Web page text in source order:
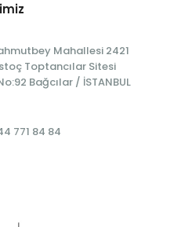
Mahallesi 2421
Toptancılar Sitesi
Bağcılar / İSTANBUL
771 84 84